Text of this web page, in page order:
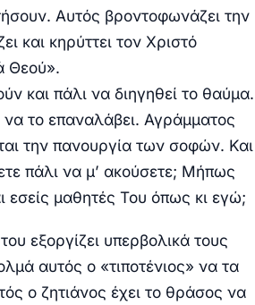
Αυτός βροντοφωνάζει την
και κηρύττει τον Χριστό
Θεού».
και πάλι να διηγηθεί το θαύμα.
να το επαναλάβει. Αγράμματος
την πανουργία των σοφών. Και
πάλι να μ’ ακούσετε; Μήπως
εσείς μαθητές Του όπως κι εγώ;
εξοργίζει υπερβολικά τους
αυτός ο «τιποτένιος» να τα
ο ζητιάνος έχει το θράσος να